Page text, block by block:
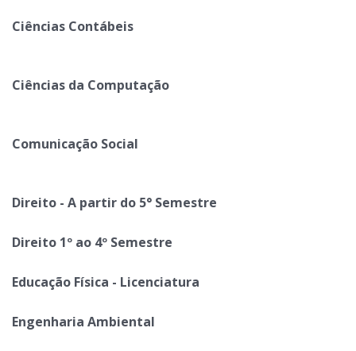
Ciências Contábeis
Ciências da Computação
Comunicação Social
Direito - A partir do 5° Semestre
Direito 1º ao 4º Semestre
Educação Física - Licenciatura
Engenharia Ambiental